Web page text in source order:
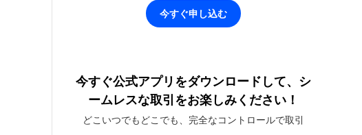
今すぐ申し込む
今すぐ公式アプリをダウンロードして、シ
ームレスな取引をお楽しみください！
どこいつでもどこでも、完全なコントロールで取引